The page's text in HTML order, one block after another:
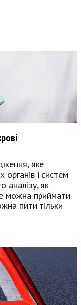
яке
органів і систем
аналізу, як
можна приймати
пити тільки